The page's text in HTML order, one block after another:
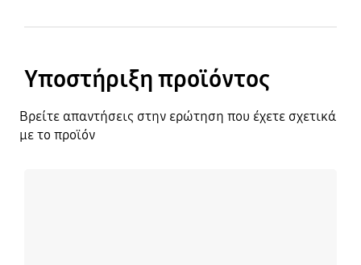
Υποστήριξη προϊόντος
Βρείτε απαντήσεις στην ερώτηση που έχετε σχετικά
με το προϊόν